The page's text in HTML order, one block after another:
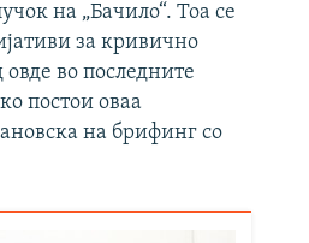
на „Бачило“. Тоа се
за кривично
во последните
постои оваа
на брифинг со